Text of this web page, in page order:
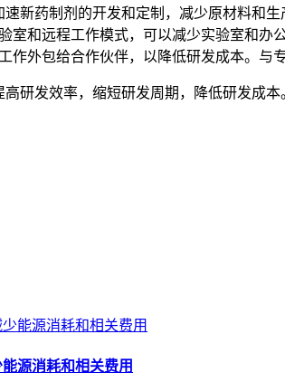
新药制剂的开发和定制，减少原材料和
室和远程工作模式，可以减少实验室和办
作外包给合作伙伴，以降低研发成本。与
研发效率，缩短研发周期，降低研发成
源消耗和相关费用